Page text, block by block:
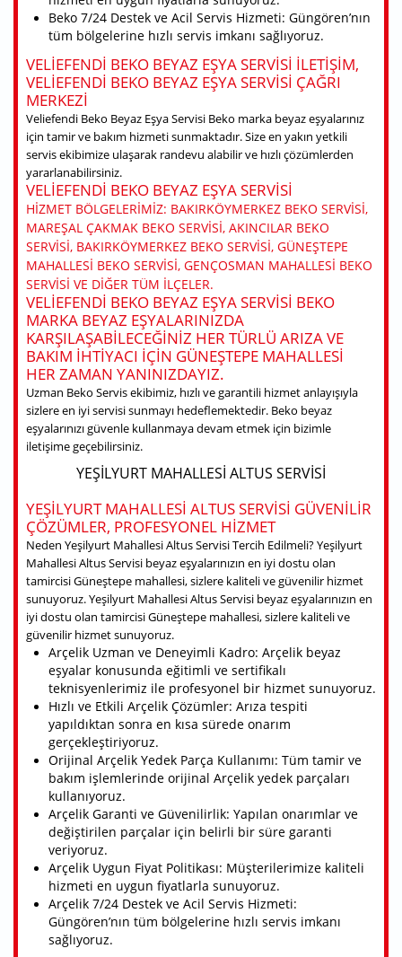
Beko 7/24 Destek ve Acil Servis Hizmeti: Güngören’nın
tüm bölgelerine hızlı servis imkanı sağlıyoruz.
VELIEFENDI BEKO BEYAZ EŞYA SERVISI ILETIŞIM,
VELIEFENDI BEKO BEYAZ EŞYA SERVISI ÇAĞRI
MERKEZI
Veliefendi Beko Beyaz Eşya Servisi Beko marka beyaz eşyalarınız
için tamir ve bakım hizmeti sunmaktadır. Size en yakın yetkili
servis ekibimize ulaşarak randevu alabilir ve hızlı çözümlerden
yararlanabilirsiniz.
VELIEFENDI BEKO BEYAZ EŞYA SERVISI
HIZMET BÖLGELERIMIZ: BAKIRKÖYMERKEZ BEKO SERVISI,
MAREŞAL ÇAKMAK BEKO SERVISI, AKINCILAR BEKO
SERVISI, BAKIRKÖYMERKEZ BEKO SERVISI, GÜNEŞTEPE
MAHALLESI BEKO SERVISI, GENÇOSMAN MAHALLESI BEKO
SERVISI VE DIĞER TÜM ILÇELER.
VELIEFENDI BEKO BEYAZ EŞYA SERVISI BEKO
MARKA BEYAZ EŞYALARINIZDA
KARŞILAŞABILECEĞINIZ HER TÜRLÜ ARIZA VE
BAKIM IHTIYACI IÇIN GÜNEŞTEPE MAHALLESI
HER ZAMAN YANINIZDAYIZ.
Uzman Beko Servis ekibimiz, hızlı ve garantili hizmet anlayışıyla
sizlere en iyi servisi sunmayı hedeflemektedir. Beko beyaz
eşyalarınızı güvenle kullanmaya devam etmek için bizimle
iletişime geçebilirsiniz.
YEŞILYURT MAHALLESI ALTUS SERVISI
YEŞILYURT MAHALLESI ALTUS SERVISI GÜVENILIR
ÇÖZÜMLER, PROFESYONEL HIZMET
Neden Yeşilyurt Mahallesi Altus Servisi Tercih Edilmeli? Yeşilyurt
Mahallesi Altus Servisi beyaz eşyalarınızın en iyi dostu olan
tamircisi Güneştepe mahallesi, sizlere kaliteli ve güvenilir hizmet
sunuyoruz. Yeşilyurt Mahallesi Altus Servisi beyaz eşyalarınızın en
iyi dostu olan tamircisi Güneştepe mahallesi, sizlere kaliteli ve
güvenilir hizmet sunuyoruz.
Arçelik Uzman ve Deneyimli Kadro: Arçelik beyaz
eşyalar konusunda eğitimli ve sertifikalı
teknisyenlerimiz ile profesyonel bir hizmet sunuyoruz.
Hızlı ve Etkili Arçelik Çözümler: Arıza tespiti
yapıldıktan sonra en kısa sürede onarım
gerçekleştiriyoruz.
Orijinal Arçelik Yedek Parça Kullanımı: Tüm tamir ve
bakım işlemlerinde orijinal Arçelik yedek parçaları
kullanıyoruz.
Arçelik Garanti ve Güvenilirlik: Yapılan onarımlar ve
değiştirilen parçalar için belirli bir süre garanti
veriyoruz.
Arçelik Uygun Fiyat Politikası: Müşterilerimize kaliteli
hizmeti en uygun fiyatlarla sunuyoruz.
Arçelik 7/24 Destek ve Acil Servis Hizmeti:
Güngören’nın tüm bölgelerine hızlı servis imkanı
sağlıyoruz.